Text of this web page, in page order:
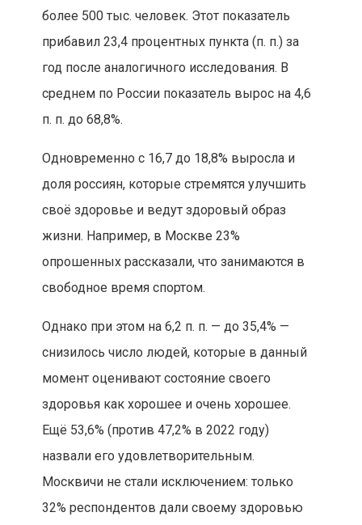
более 500 тыс. человек. Этот показатель
прибавил 23,4 процентных пункта (п. п.) за
год после аналогичного исследования. В
среднем по России показатель вырос на 4,6
п. п. до 68,8%.
Одновременно с 16,7 до 18,8% выросла и
доля россиян, которые стремятся улучшить
своё здоровье и ведут здоровый образ
жизни. Например, в Москве 23%
опрошенных рассказали, что занимаются в
свободное время спортом.
Однако при этом на 6,2 п. п. — до 35,4% —
снизилось число людей, которые в данный
момент оценивают состояние своего
здоровья как хорошее и очень хорошее.
Ещё 53,6% (против 47,2% в 2022 году)
назвали его удовлетворительным.
Москвичи не стали исключением: только
32% респондентов дали своему здоровью